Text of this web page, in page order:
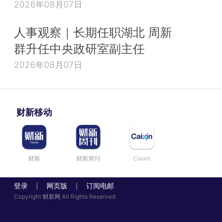
2026年08月07日
人事观察｜长期任职湖北 周新
群升任中央政研室副主任
2026年08月07日
财新移动
财新 财新周刊 Caixin
登录 网页版 订阅电邮
Copyright 财新网 All Rights Reserved